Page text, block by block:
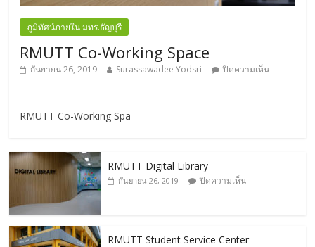
ภูมิทัศน์ภายใน มทร.ธัญบุรี
RMUTT Co-Working Space
กันยายน 26, 2019 Surassawadee Yodsri ปิดความเห็น
RMUTT Co-Working Spa
RMUTT Digital Library
กันยายน 26, 2019 ปิดความเห็น
RMUTT Student Service Center